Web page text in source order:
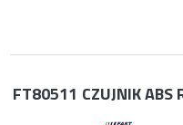
FT80511 CZUJNIK